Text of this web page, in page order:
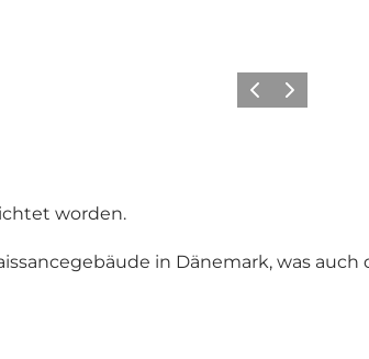
ZurückWeiter
worden.
in Dänemark, was